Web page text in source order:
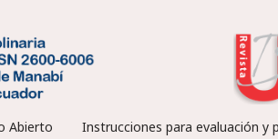
Abierto Instrucciones para evaluación y